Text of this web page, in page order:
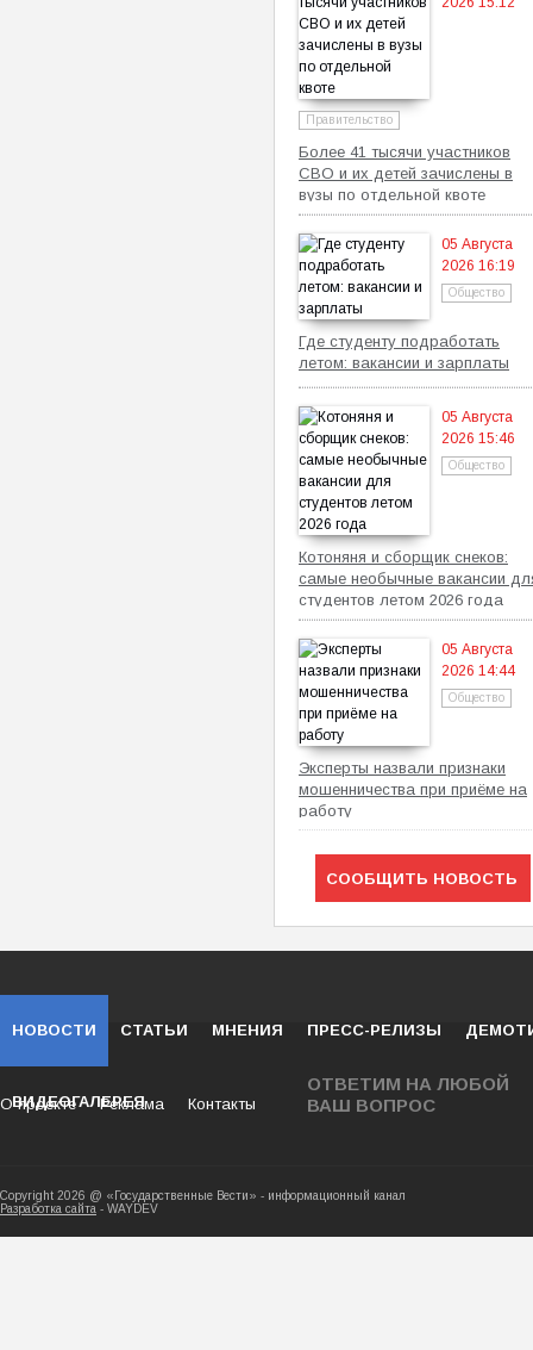
Правительство
Более 41 тысячи участников
СВО и их детей зачислены в
вузы по отдельной квоте
05 Августа
2026 16:19
Общество
Где студенту подработать
летом: вакансии и зарплаты
05 Августа
2026 15:46
Общество
Котоняня и сборщик снеков:
самые необычные вакансии
студентов летом 2026 года
05 Августа
2026 14:44
Общество
Эксперты назвали признаки
мошенничества при приёме на
работу
СООБЩИТЬ НОВОСТЬ
НОВОСТИ СТАТЬИ МНЕНИЯ ПРЕСС-РЕЛИЗЫ
ВИДЕОГАЛЕРЕЯ
ОТВЕТИМ НА ЛЮБОЙ
ВАШ ВОПРОС
О проекте Реклама Контакты
Copyright 2026 @ «Государственные Вести» -
Разработка сайта - WAYDEV